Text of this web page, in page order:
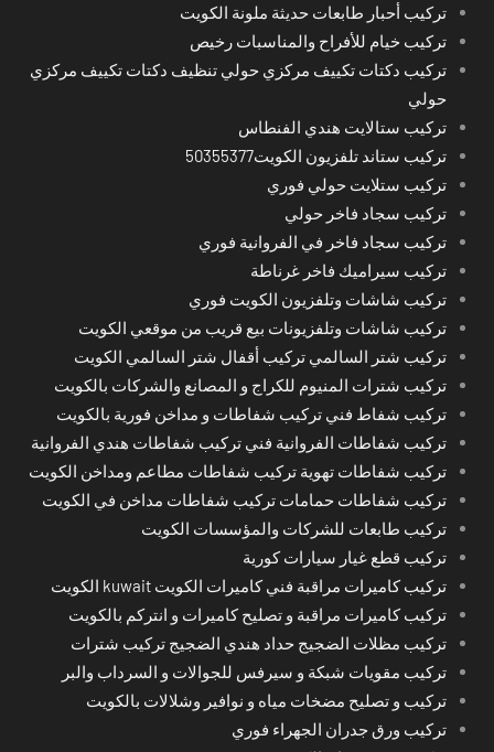
تركيب أحبار طابعات حديثة ملونة الكويت
تركيب خيام للأفراح والمناسبات رخيص
تركيب دكتات تكييف مركزي حولي تنظيف دكتات تكييف مركزي
حولي
تركيب ستالايت هندي الفنطاس
تركيب ستاند تلفزيون الكويت50355377
تركيب ستلايت حولي فوري
تركيب سجاد فاخر حولي
تركيب سجاد فاخر في الفروانية فوري
تركيب سيراميك فاخر غرناطة
تركيب شاشات وتلفزيون الكويت فوري
تركيب شاشات وتلفزيونات بيع قريب من موقعي الكويت
تركيب شتر السالمي تركيب أقفال شتر السالمي الكويت
تركيب شترات المنيوم للكراج و المصانع والشركات بالكويت
تركيب شفاط فني تركيب شفاطات و مداخن فورية بالكويت
تركيب شفاطات الفروانية فني تركيب شفاطات هندي الفروانية
تركيب شفاطات تهوية تركيب شفاطات مطاعم ومداخن الكويت
تركيب شفاطات حمامات تركيب شفاطات مداخن في الكويت
تركيب طابعات للشركات والمؤسسات الكويت
تركيب قطع غيار سيارات كورية
تركيب كاميرات مراقبة فني كاميرات الكويت kuwait الكويت
تركيب كاميرات مراقبة و تصليح كاميرات و انتركم بالكويت
تركيب مظلات الضجيج حداد هندي الضجيج تركيب شترات
تركيب مقويات شبكة و سيرفس للجوالات و السرداب والبر
تركيب و تصليح مضخات مياه و نوافير وشلالات بالكويت
تركيب ورق جدران الجهراء فوري